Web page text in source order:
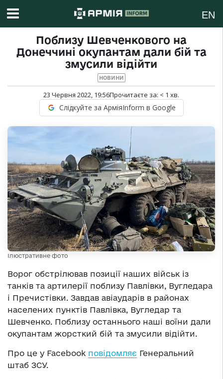
EN
Поблизу Шевченкового на
Донеччині окупантам дали бій та
змусили відійти
НОВИНИ
23 Червня 2022, 19:56Прочитаєте за: < 1 хв.
Слідкуйте за АрміяInform в Google
Ілюстративне фото
Ворог обстрілював позиції наших військ із
танків та артилерії поблизу Павлівки, Вугледара
і Пречистівки. Завдав авіаударів в районах
населених пунктів Павлівка, Вугледар та
Шевченко. Поблизу останнього наші воїни дали
окупантам жорсткий бій та змусили відійти.
Про це у Facebook повідомляє Генеральний
штаб ЗСУ.